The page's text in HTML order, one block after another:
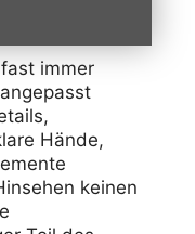
immer
Hände,
keinen